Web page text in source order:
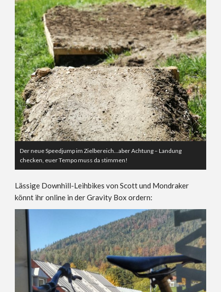
Der neue Speedjump im Zielbereich…aber Achtung – Landung
checken, euer Tempo muss da stimmen!
Lässige Downhill-Leihbikes von Scott und Mondraker
könnt ihr online in der Gravity Box ordern: